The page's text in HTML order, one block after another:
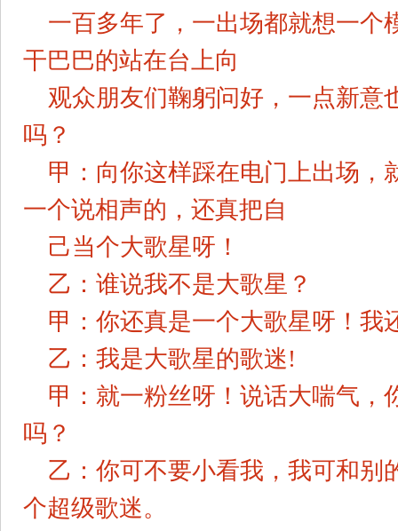
一百多年了，一出场都就想一个
干巴巴的站在台上向
观众朋友们鞠躬问好，一点新意
吗？
甲：向你这样踩在电门上出场，
一个说相声的，还真把自
己当个大歌星呀！
乙：谁说我不是大歌星？
甲：你还真是一个大歌星呀！我
乙：我是大歌星的歌迷!
甲：就一粉丝呀！说话大喘气，
吗？
乙：你可不要小看我，我可和别
个超级歌迷。